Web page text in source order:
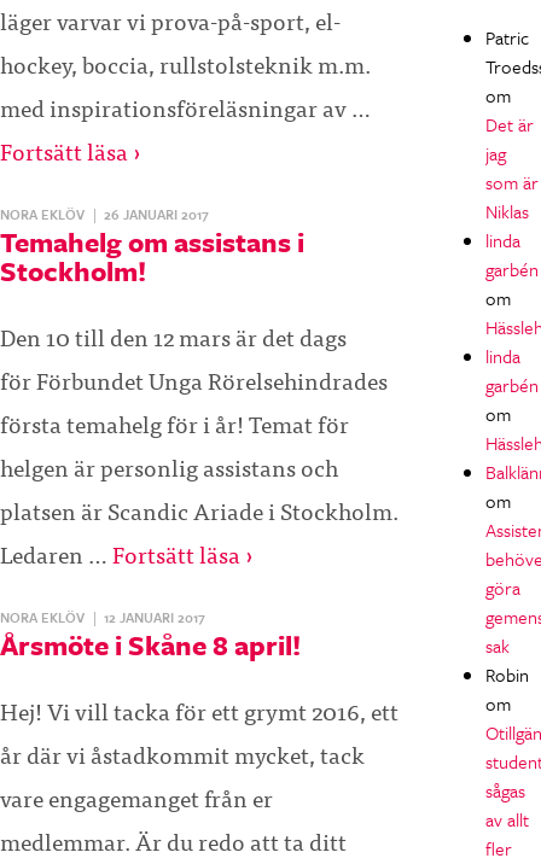
läger varvar vi prova-på-sport, el-
hockey, boccia, rullstolsteknik m.m.
med inspirationsföreläsningar av …
Fortsätt läsa ›
NORA EKLÖV | 26 JANUARI 2017
Temahelg om assistans i
Stockholm!
Den 10 till den 12 mars är det dags
för Förbundet Unga Rörelsehindrades
första temahelg för i år! Temat för
helgen är personlig assistans och
platsen är Scandic Ariade i Stockholm.
Ledaren …Fortsätt läsa ›
NORA EKLÖV | 12 JANUARI 2017
Årsmöte i Skåne 8 april!
Hej! Vi vill tacka för ett grymt 2016, ett
år där vi åstadkommit mycket, tack
vare engagemanget från er
medlemmar. Är du redo att ta ditt
Patric
om
Det är
jag
som är
Niklas
linda
garbén
om
linda
garbén
om
om
göra
sak
Robin
om
sågas
av allt
fler